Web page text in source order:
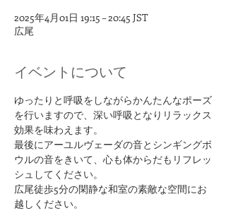
2025年4月01日 19:15 – 20:45 JST
広尾
イベントについて
ゆったりと呼吸をしながらかんたんなポーズ
を行いますので、深い呼吸となりリラックス
効果を味わえます。
最後にアーユルヴェーダの音とシンギングボ
ウルの音をきいて、心も体からだもリフレッ
シュしてください。
広尾徒歩5分の閑静な和室の素敵な空間にお
越しください。